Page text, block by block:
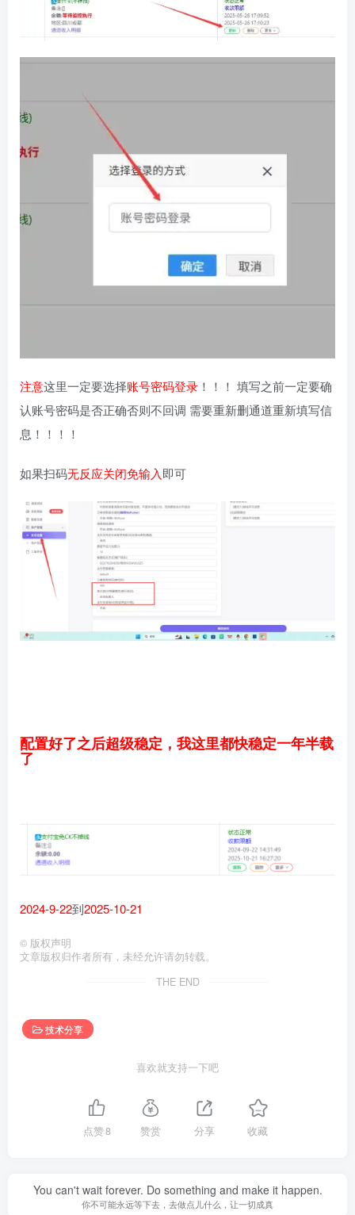
注意这里一定要选择账号密码登录 ！！！ 填写之前一定要确
认账号密码是否正确否则不回调 需要重新删通道重新填写信
息！！！！
如果扫码无反应关闭免输入即可
配置好了之后超级稳定，我这里都快稳定一年半载
了
2024-9-22到2025-10-21
© 版权声明
文章版权归作者所有，未经允许请勿转载。
THE END
技术分享
喜欢就支持一下吧
点赞8 赞赏 分享 收藏
You can't wait forever. Do something and make it happen.
你不可能永远等下去，去做点儿什么，让一切成真